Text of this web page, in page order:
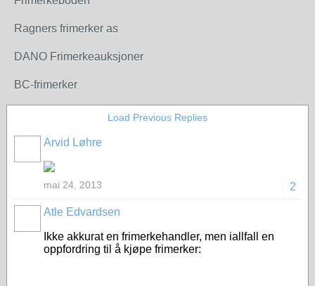
Ragners frimerker as
DANO Frimerkeauksjoner
BC-frimerker
Load Previous Replies
Arvid Løhre
2
mai 24, 2013
Atle Edvardsen
Ikke akkurat en frimerkehandler, men iallfall en
oppfordring til å kjøpe frimerker: